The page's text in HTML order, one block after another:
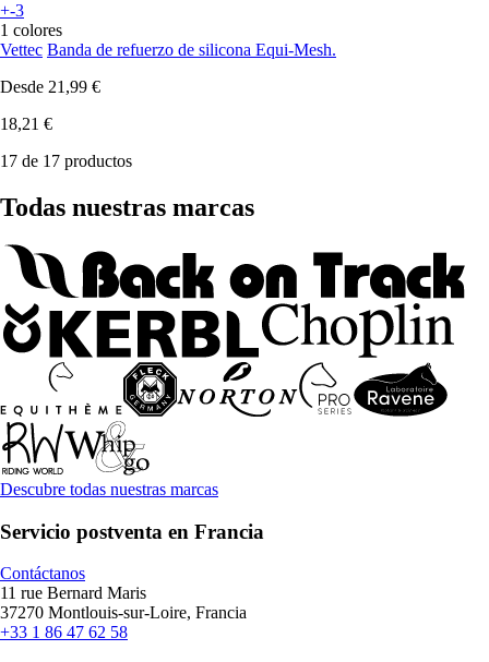
+-3
1 colores
Vettec Banda de refuerzo de silicona Equi-Mesh.
Desde 21,99 €
18,21 €
17 de 17 productos
Todas nuestras marcas
Descubre todas nuestras marcas
Servicio postventa en Francia
Contáctanos
11 rue Bernard Maris
37270 Montlouis-sur-Loire, Francia
+33 1 86 47 62 58